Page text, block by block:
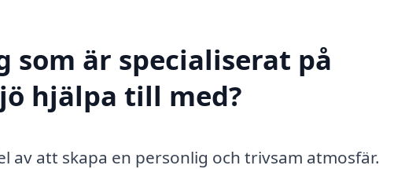
som är specialiserat på
hjälpa till med?
av att skapa en personlig och trivsam atmosfär.